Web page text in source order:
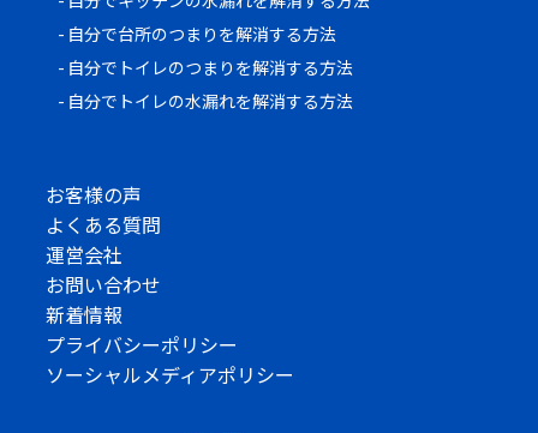
自分で台所のつまりを解消する方法
自分でトイレのつまりを解消する方法
自分でトイレの水漏れを解消する方法
お客様の声
よくある質問
運営会社
お問い合わせ
新着情報
プライバシーポリシー
ソーシャルメディアポリシー